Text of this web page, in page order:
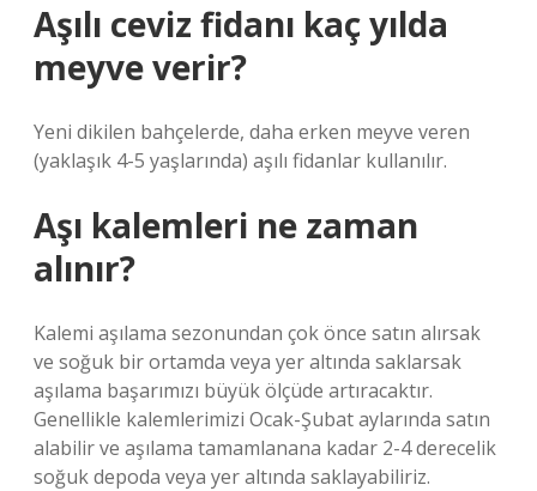
Aşılı ceviz fidanı kaç yılda
meyve verir?
Yeni dikilen bahçelerde, daha erken meyve veren
(yaklaşık 4-5 yaşlarında) aşılı fidanlar kullanılır.
Aşı kalemleri ne zaman
alınır?
Kalemi aşılama sezonundan çok önce satın alırsak
ve soğuk bir ortamda veya yer altında saklarsak
aşılama başarımızı büyük ölçüde artıracaktır.
Genellikle kalemlerimizi Ocak-Şubat aylarında satın
alabilir ve aşılama tamamlanana kadar 2-4 derecelik
soğuk depoda veya yer altında saklayabiliriz.